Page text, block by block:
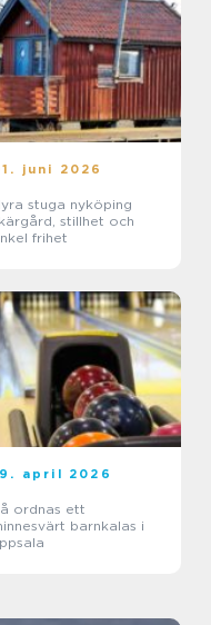
juni 2026
stuga nyköping
stillhet och
frihet
april 2026
ordnas ett
barnkalas i